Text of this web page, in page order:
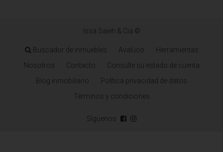
Issa Saieh & Cia ©
Buscador de inmuebles Avalúos
Herramientas
Nosotros
Contacto
Consulte su estado de cuenta
Blog inmobiliario
Política privacidad de datos
Términos y condiciones
Síguenos